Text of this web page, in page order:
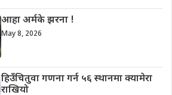
आहा अर्मके झरना !
May 8, 2026
हिउँचितुवा गणना गर्न ५६ स्थानमा क्यामेरा
राखियो